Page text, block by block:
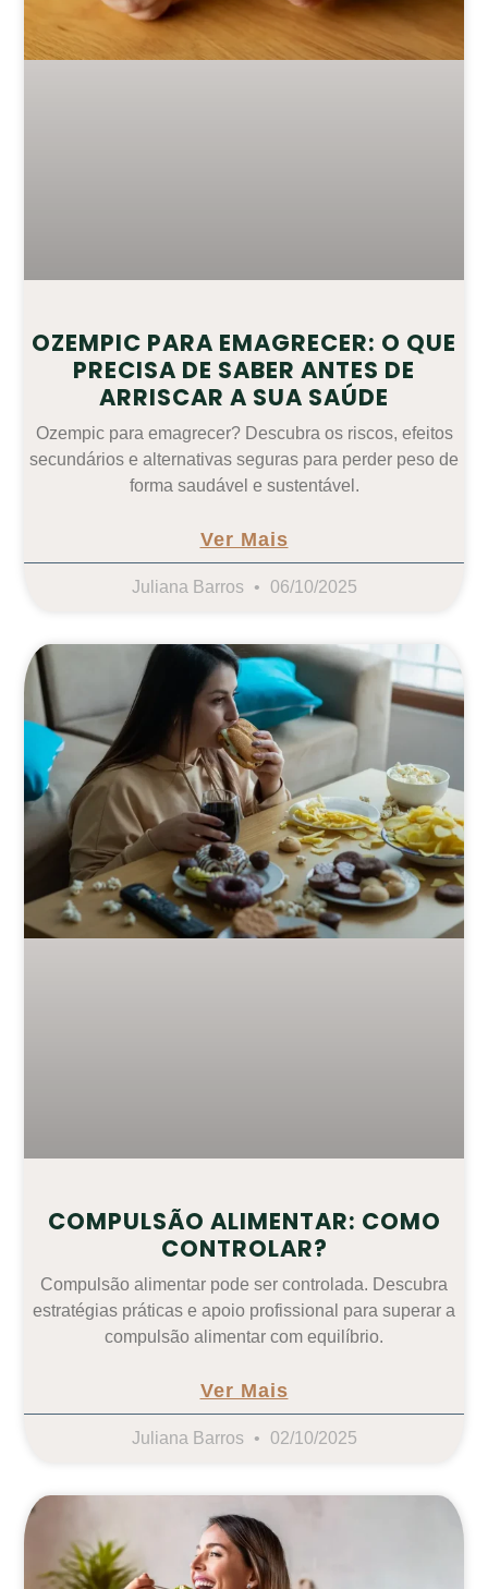
OZEMPIC PARA EMAGRECER: O QUE
PRECISA DE SABER ANTES DE
ARRISCAR A SUA SAÚDE
Ozempic para emagrecer? Descubra os riscos, efeitos
secundários e alternativas seguras para perder peso de
forma saudável e sustentável.
Ver Mais
Juliana Barros 06/10/2025
COMPULSÃO ALIMENTAR: COMO
CONTROLAR?
Compulsão alimentar pode ser controlada. Descubra
estratégias práticas e apoio profissional para superar a
compulsão alimentar com equilíbrio.
Ver Mais
Juliana Barros 02/10/2025